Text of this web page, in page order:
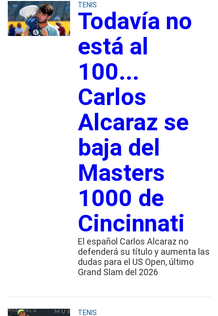
TENIS
Todavía no
está al
100...
Carlos
Alcaraz se
baja del
Masters
1000 de
Cincinnati
El español Carlos Alcaraz no
defenderá su título y aumenta las
dudas para el US Open, último
Grand Slam del 2026
TENIS